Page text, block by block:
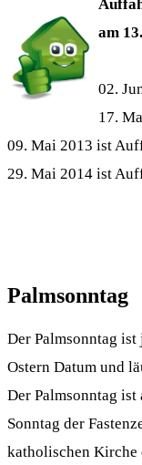
am
02.
17.
09. Mai 2013 ist
29. Mai 2014 ist
Palmsonntag
Der Palmsonntag
Ostern Datum und
Der Palmsonntag ist
Sonntag der
katholischen Kirche